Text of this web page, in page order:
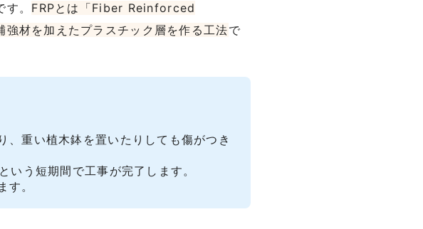
す。 FRPとは「Fiber Reinforced
材を加えたプラスチック層を作る工法で
重い植木鉢を置いたりしても傷がつき
う短期間で工事が完了します。
。